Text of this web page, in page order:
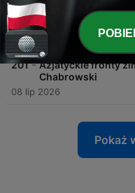
202 - Z dziejów
Wołyniu. Dr
15 lip 2026
201 - Azjatyckie fronty
Chabrowski
08 lip 2026
Pokaż